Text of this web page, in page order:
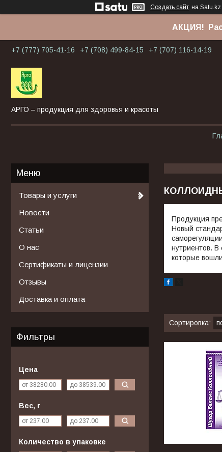
Создать сайт на Satu.kz
АКЦИЯ!
+7 (777) 705-41-16 +7 (708) 499-84-15 +7 (707) 116-14-19
АРГО – продукция для здоровья и красоты
Продукция
Новый
нутриентов. В
которые
Товары и услуги
Новости
Статьи
О нас
Сертификаты и лицензии
Отзывы
Доставка и оплата
Фильтры
Цена
Вес, г
Количество в упаковке